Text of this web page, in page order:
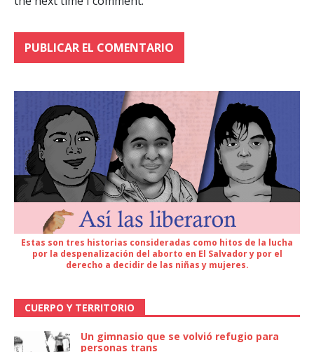
Estas son tres historias consideradas como hitos de la lucha
por la despenalización del aborto en El Salvador y por el
derecho a decidir de las niñas y mujeres.
CUERPO Y TERRITORIO
Un gimnasio que se volvió refugio para
personas trans